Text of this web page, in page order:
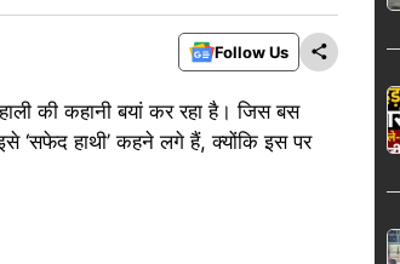
Follow Us
की कहानी बयां कर रहा है। जिस बस
‘सफेद हाथी’ कहने लगे हैं, क्योंकि इस पर